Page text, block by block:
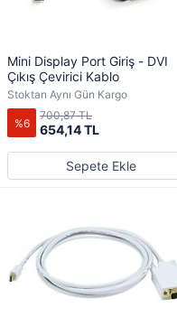
Mini Display Port Giriş - DVI
Çıkış Çevirici Kablo
Stoktan Aynı Gün Kargo
%6 654,14 TL
700,87 TL
Sepete Ekle